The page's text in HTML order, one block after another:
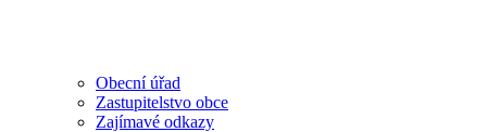
Obecní úřad
Zastupitelstvo obce
Zajímavé odkazy